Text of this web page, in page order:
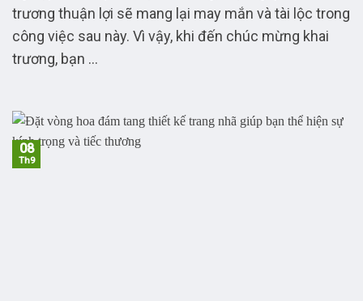
trương thuận lợi sẽ mang lại may mắn và tài lộc trong
công việc sau này. Vì vậy, khi đến chúc mừng khai
trương, bạn ...
08
Th9